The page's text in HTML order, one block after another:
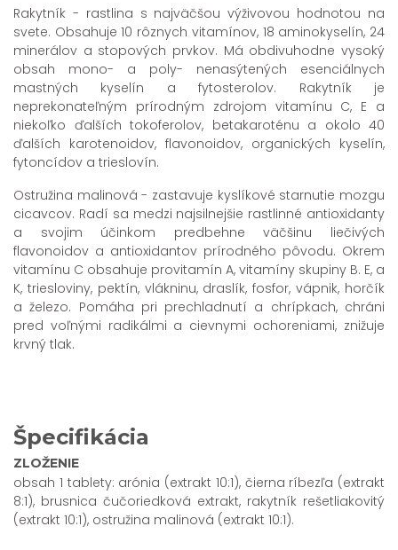
Rakytník - rastlina s najväčšou výživovou hodnotou na
svete. Obsahuje 10 rôznych vitamínov, 18 aminokyselín, 24
minerálov a stopových prvkov. Má obdivuhodne vysoký
obsah mono- a poly- nenasýtených esenciálnych
mastných kyselín a fytosterolov. Rakytník je
neprekonateľným prírodným zdrojom vitamínu C, E a
niekoľko ďalších tokoferolov, betakaroténu a okolo 40
ďalších karotenoidov, flavonoidov, organických kyselín,
fytoncídov a trieslovín.
Ostružina malinová - zastavuje kyslíkové starnutie mozgu
cicavcov. Radí sa medzi najsilnejšie rastlinné antioxidanty
a svojim účinkom predbehne väčšinu liečivých
flavonoidov a antioxidantov prírodného pôvodu. Okrem
vitamínu C obsahuje provitamín A, vitamíny skupiny B. E, a
K, triesloviny, pektín, vlákninu, draslík, fosfor, vápnik, horčík
a železo. Pomáha pri prechladnutí a chrípkach, chráni
pred voľnými radikálmi a cievnymi ochoreniami, znižuje
krvný tlak.
Špecifikácia
ZLOŽENIE
obsah 1 tablety: arónia (extrakt 10:1), čierna ríbezľa (extrakt
8:1), brusnica čučoriedková extrakt, rakytník rešetliakovitý
(extrakt 10:1), ostružina malinová (extrakt 10:1).